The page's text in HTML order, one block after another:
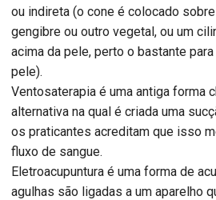
ou indireta (o cone é colocado
gengibre ou outro vegetal, ou um
acima da pele, perto o bastante
pele).
Ventosaterapia é uma antiga forma
alternativa na qual é criada uma
os praticantes acreditam que isso
fluxo de sangue.
Eletroacupuntura é uma forma de
agulhas são ligadas a um aparelho